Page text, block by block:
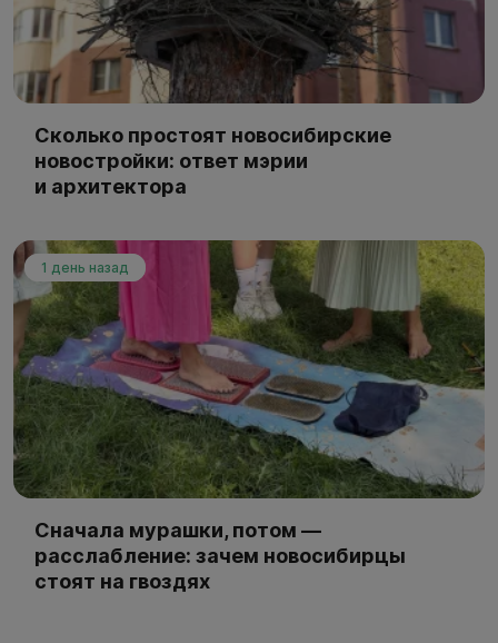
Сколько простоят новосибирские
новостройки: ответ мэрии
и архитектора
1 день назад
Сначала мурашки, потом —
расслабление: зачем новосибирцы
стоят на гвоздях